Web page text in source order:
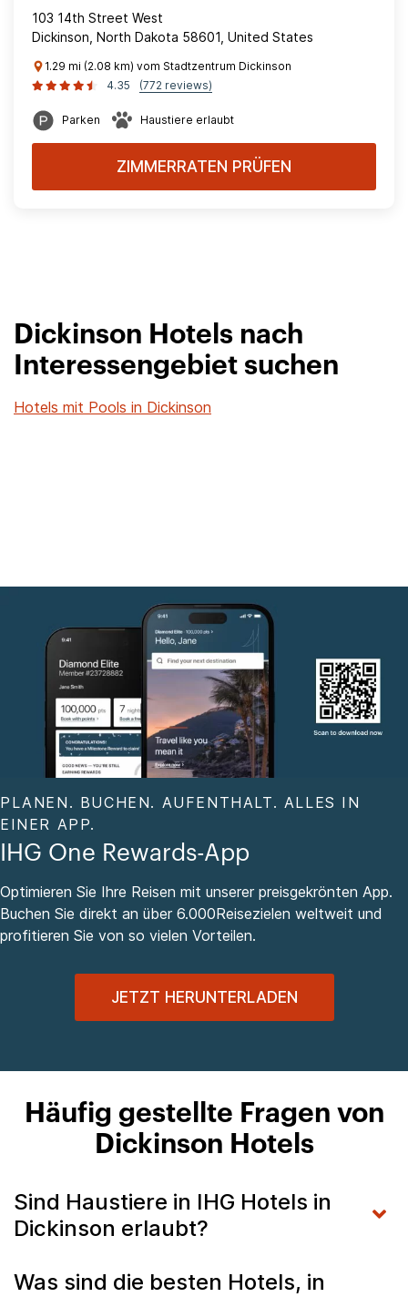
103 14th Street West
Dickinson, North Dakota 58601, United States
1.29 mi (2.08 km) vom Stadtzentrum Dickinson
4.35
(772 reviews)
Parken Haustiere erlaubt
ZIMMERRATEN PRÜFEN
Dickinson Hotels nach
Interessengebiet suchen
Hotels mit Pools in Dickinson
PLANEN. BUCHEN. AUFENTHALT. ALLES IN
EINER APP.
IHG One Rewards-App
Optimieren Sie Ihre Reisen mit unserer preisgekrönten App.
Buchen Sie direkt an über 6.000Reisezielen weltweit und
profitieren Sie von so vielen Vorteilen.
JETZT HERUNTERLADEN
Häufig gestellte Fragen von
Dickinson Hotels
Sind Haustiere in IHG Hotels in
Dickinson erlaubt?
Was sind die besten Hotels, in